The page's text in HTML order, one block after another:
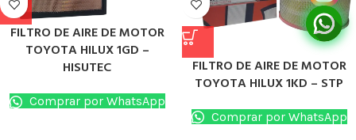
FILTRO DE AIRE DE MOTOR
TOYOTA HILUX 1GD –
HISUTEC
Comprar por WhatsApp
FILTRO DE AIRE DE MOTOR
TOYOTA HILUX 1KD – STP
Comprar por WhatsApp